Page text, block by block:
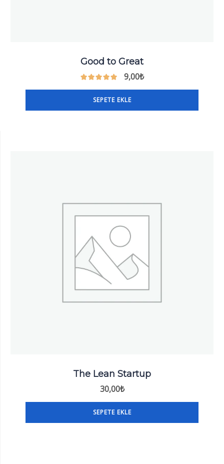
Good to Great
9,00₺
SEPETE EKLE
The Lean Startup
30,00₺
SEPETE EKLE